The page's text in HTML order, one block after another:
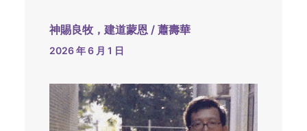
神賜良牧，建道蒙恩 / 蕭壽華
2026 年 6 月 1 日